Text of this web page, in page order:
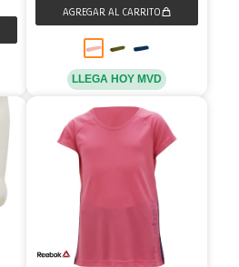
LLEGA HOY MVD